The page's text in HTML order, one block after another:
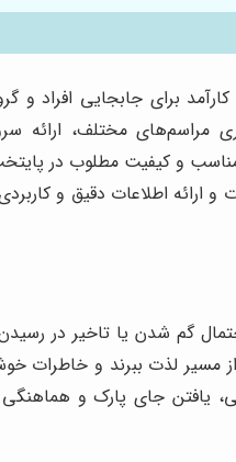
برای جابجایی افراد و
مراسم‌های مختلف، ارائه
و کیفیت مطلوب در پایتخت
ارائه اطلاعات دقیق و
گم شدن یا تاخیر در
مسیر لذت ببرند و خاطرات
یافتن جای پارک و